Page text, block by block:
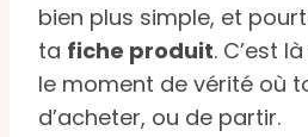
bien plus simple, et
ta fiche produit. C’est
le moment de vérité où
d’acheter, ou de partir.